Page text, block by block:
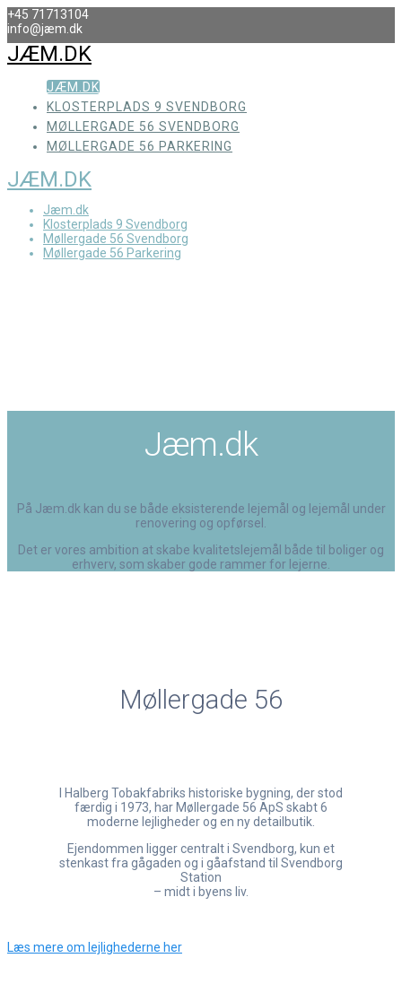
Skip
to
content
+45 71713104
info@jæm.dk
JÆM.DK
JÆM.DK
KLOSTERPLADS 9 SVENDBORG
MØLLERGADE 56 SVENDBORG
MØLLERGADE 56 PARKERING
JÆM.DK
Jæm.dk
Klosterplads 9 Svendborg
Møllergade 56 Svendborg
Møllergade 56 Parkering
Jæm.dk
På Jæm.dk kan du se både eksisterende lejemål og lejemål under
renovering og opførsel.
Det er vores ambition at skabe kvalitetslejemål både til boliger og
erhverv, som skaber gode rammer for lejerne.
Møllergade 56
I Halberg Tobakfabriks historiske bygning, der stod
færdig i 1973, har Møllergade 56 ApS skabt 6
moderne lejligheder og en ny detailbutik.
Ejendommen ligger centralt i Svendborg, kun et
stenkast fra gågaden og i gåafstand til Svendborg
Station
– midt i byens liv.
Læs mere om lejlighederne her